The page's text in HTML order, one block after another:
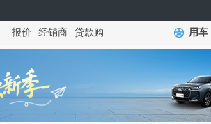
报价 经销商 贷款购 用车